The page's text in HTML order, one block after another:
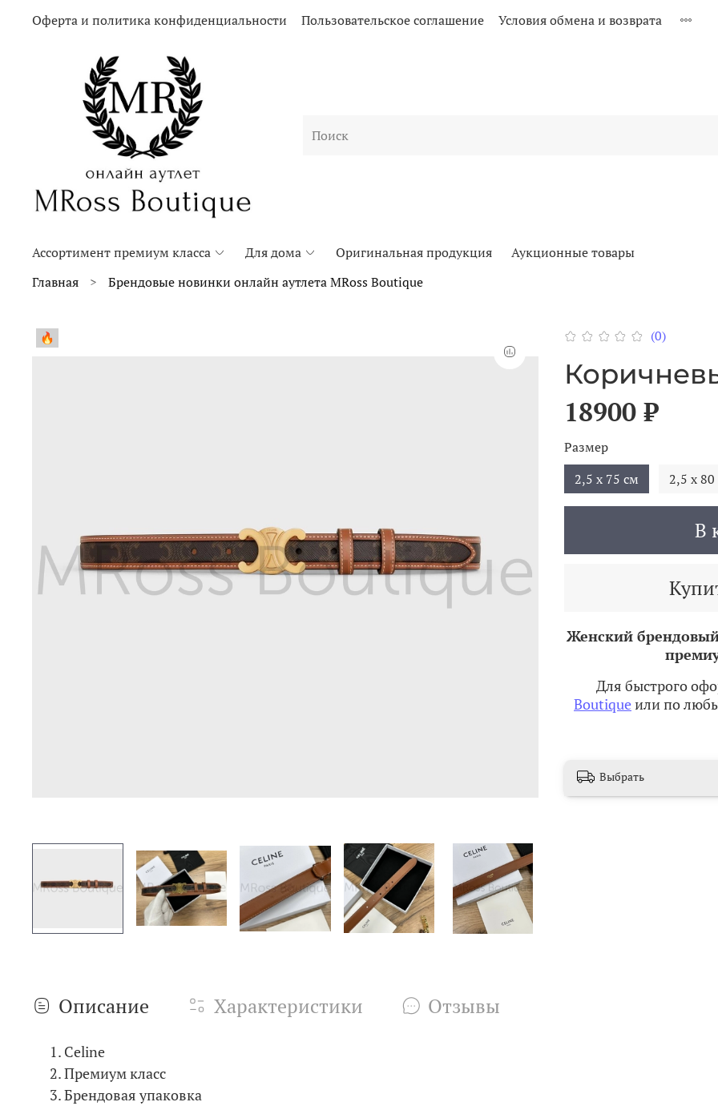
Оферта и политика конфиденциальности Пользовательское соглашение Условия обмена и возврата
Ассортимент премиум класса Для дома Оригинальная продукция
Аукционные товары
Главная
Брендовые новинки онлайн аутлета MRoss Boutique
🔥 (0)
18900 ₽
В
Размер
2,5 х 75 см
2,5 х
Женский
Для быстрого
Boutiqueили по
Выбрать
Описание Характеристики Отзывы
Celine
Премиум класс
Брендовая упаковка